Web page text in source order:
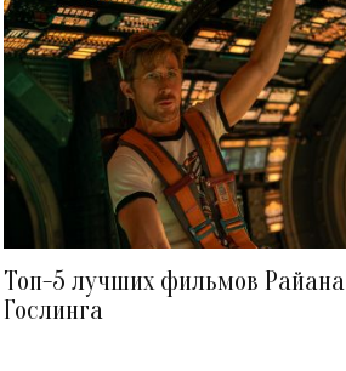
Топ-5 лучших фильмов Райана
Гослинга